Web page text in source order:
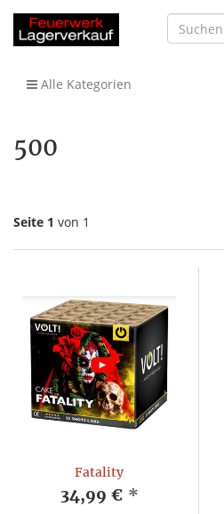
Alle Kategorien
500
Seite 1 von 1
Fatality
34,99 € *